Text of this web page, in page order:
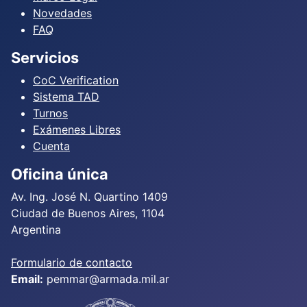
Novedades
FAQ
Servicios
CoC Verification
Sistema TAD
Turnos
Exámenes Libres
Cuenta
Oficina única
Av. Ing. José N. Quartino 1409
Ciudad de Buenos Aires, 1104
Argentina
Formulario de contacto
Email: pemmar@armada.mil.ar